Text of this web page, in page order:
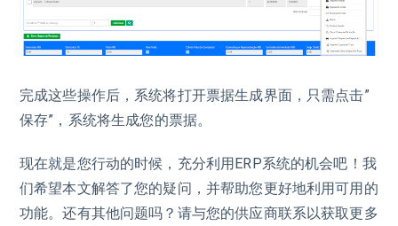
完成这些操作后，系统将打开票据生成界面，只需点击”
保存”，系统将生成您的票据。
现在就是您行动的时候，充分利用ERP系统的机会吧！我
们希望本文解答了您的疑问，并帮助您更好地利用可用的
功能。还有其他问题吗？请与您的供应商联系以获取更多